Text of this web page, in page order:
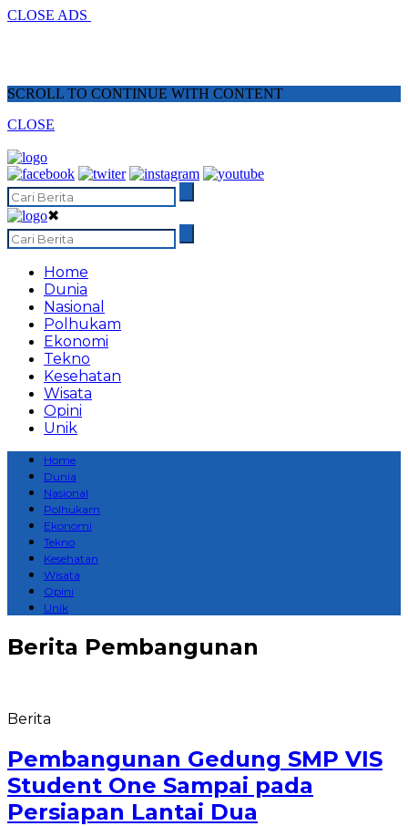
CLOSE ADS
SCROLL TO CONTINUE WITH CONTENT
CLOSE
✖
Home
Dunia
Nasional
Polhukam
Ekonomi
Tekno
Kesehatan
Wisata
Opini
Unik
Home
Dunia
Nasional
Polhukam
Ekonomi
Tekno
Kesehatan
Wisata
Opini
Unik
Berita Pembangunan
Berita
Pembangunan Gedung SMP VIS
Student One Sampai pada
Persiapan Lantai Dua